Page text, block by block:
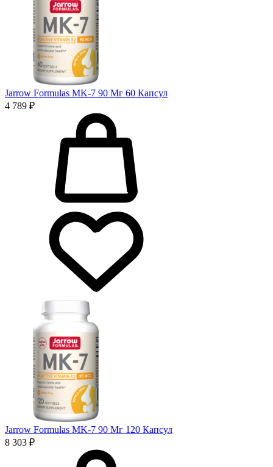
Jarrow Formulas MK-7 90 Мг 60 Капсул
4 789 ₽
Jarrow Formulas MK-7 90 Мг 120 Капсул
8 303 ₽